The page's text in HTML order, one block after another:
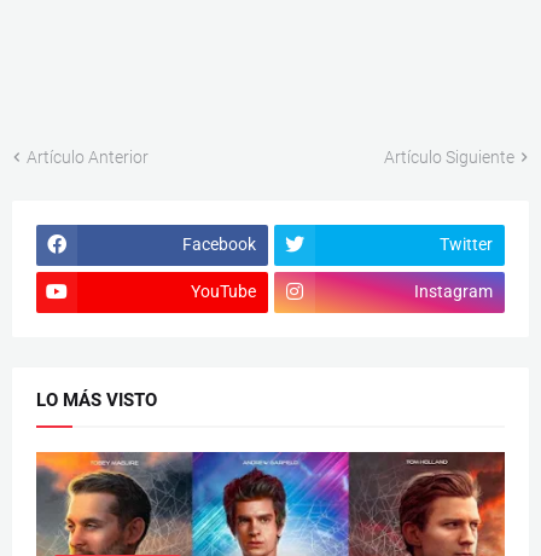
Artículo Anterior Artículo Siguiente
Facebook Twitter
YouTube Instagram
LO MÁS VISTO